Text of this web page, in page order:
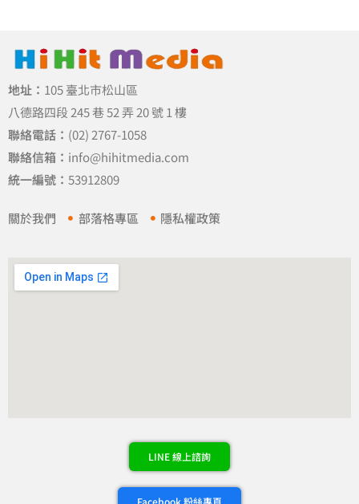
地址： 105 臺北市松山區
八德路四段 245 巷 52 弄 20 號 1 樓
聯絡電話： (02) 2767-1058
聯絡信箱： info@hihitmedia.com
統一編號： 53912809
關於我們 部落格專區 隱私權政策
LINE 線上諮詢
Facebook 粉絲專頁